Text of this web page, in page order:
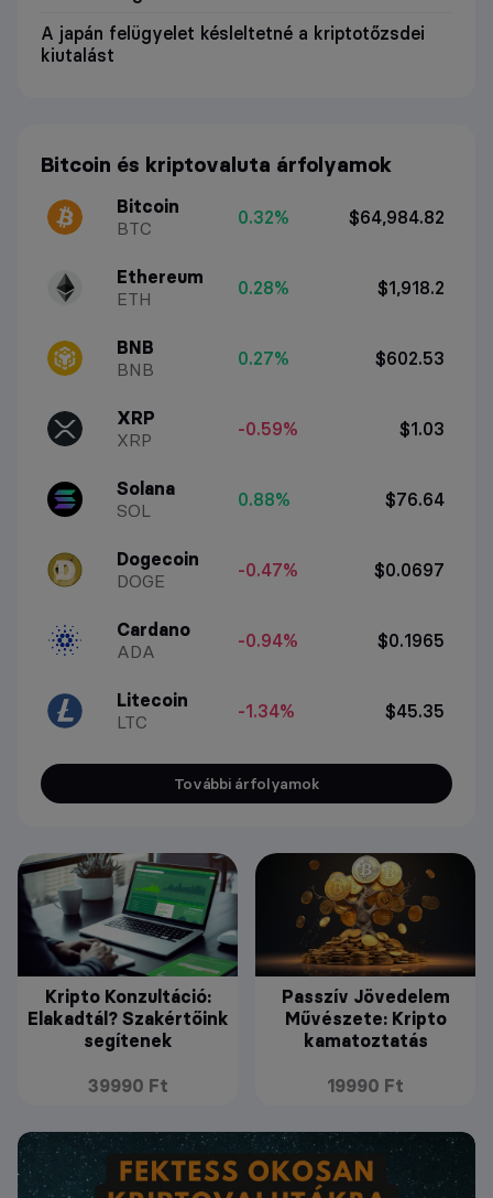
A japán felügyelet késleltetné a kriptotőzsdei
kiutalást
Bitcoin és kriptovaluta árfolyamok
Bitcoin
BTC
0.32% $64,984.82
Ethereum
ETH
0.28% $1,918.2
BNB
BNB
0.27% $602.53
XRP
XRP
-0.59% $1.03
Solana
SOL
0.88% $76.64
Dogecoin
DOGE
-0.47% $0.0697
Cardano
ADA
-0.94% $0.1965
Litecoin
LTC
-1.34% $45.35
További árfolyamok
Kripto Konzultáció:
Elakadtál? Szakértőink
segítenek
39990 Ft
Passzív Jövedelem
Művészete: Kripto
kamatoztatás
19990 Ft